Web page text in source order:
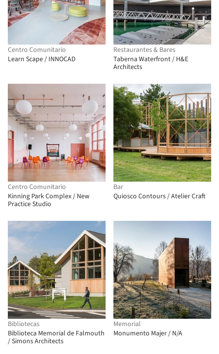
Centro Comunitario
Learn Scape / INNOCAD
Restaurantes & Bares
Taberna Waterfront / H&E
Architects
Centro Comunitario
Kinning Park Complex / New
Practice Studio
Bar
Quiosco Contours / Atelier Craft
Bibliotecas
Biblioteca Memorial de Falmouth
/ Simons Architects
Memorial
Monumento Majer / N/A